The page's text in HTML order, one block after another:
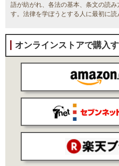
語が紡がれ、各法の基本、条文の読
す。法律を学ぼうとする人に最初に読
オンラインストアで購入